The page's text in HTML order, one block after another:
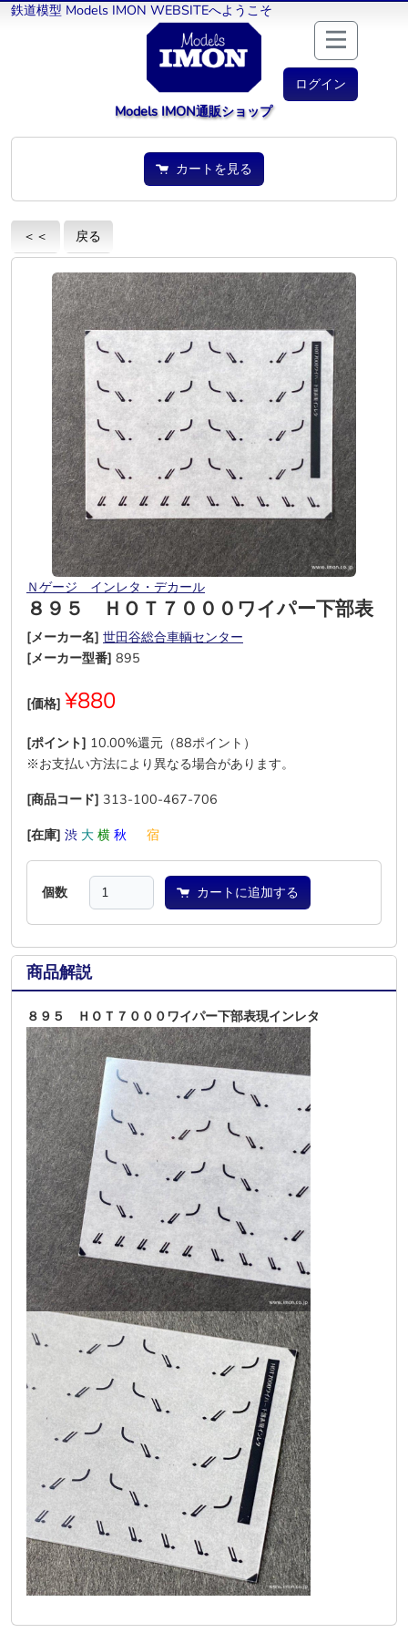
鉄道模型 Models IMON WEBSITEへようこそ
ログイン
Models IMON通販ショップ
カートを見る
＜＜ 戻る
Ｎゲージ インレタ・デカール
８９５ ＨＯＴ７０００ワイパー下部表
[メーカー名] 世田谷総合車輌センター
[メーカー型番] 895
[価格] ¥880
[ポイント] 10.00%還元（88ポイント）
※お支払い方法により異なる場合があります。
[商品コード] 313-100-467-706
[在庫] 渋 大 横 秋 宿
個数 カートに追加する
商品解説
８９５ ＨＯＴ７０００ワイパー下部表現インレタ